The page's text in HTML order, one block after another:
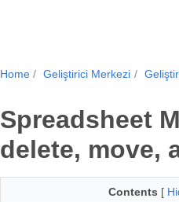
Home Geliştirici Merkezi
Spreadsheet
delete, move,
Contents [